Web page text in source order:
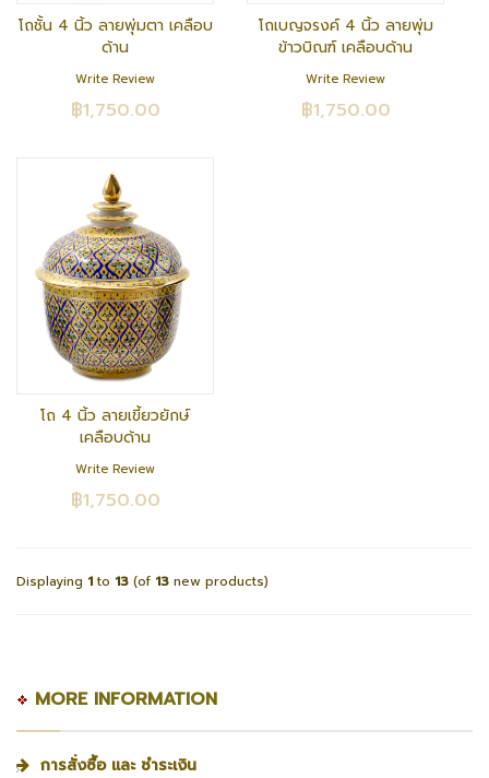
โถชั้น 4 นิ้ว ลายพุ่มตา เคลือบ
ด้าน
Write Review
฿1,750.00
โถเบญจรงค์ 4 นิ้ว ลายพุ่ม
ข้าวบิณฑ์ เคลือบด้าน
Write Review
฿1,750.00
โถ 4 นิ้ว ลายเขี้ยวยักษ์
เคลือบด้าน
Write Review
฿1,750.00
Displaying 1 to 13 (of 13 new products)
MORE INFORMATION
การสั่งซื้อ และ ชำระเงิน